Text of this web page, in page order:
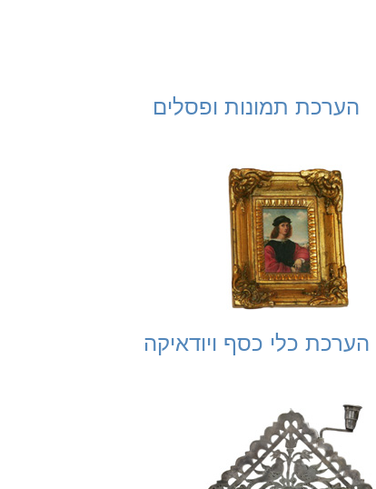
הערכת תמונות ופסלים
הערכת כלי כסף ויודאיקה